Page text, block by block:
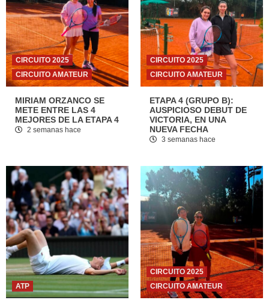
CIRCUITO 2025
CIRCUITO AMATEUR
MIRIAM ORZANCO SE
METE ENTRE LAS 4
MEJORES DE LA ETAPA 4
2 semanas hace
CIRCUITO 2025
CIRCUITO AMATEUR
ETAPA 4 (GRUPO B):
AUSPICIOSO DEBUT DE
VICTORIA, EN UNA
NUEVA FECHA
3 semanas hace
ATP
CIRCUITO 2025
CIRCUITO AMATEUR